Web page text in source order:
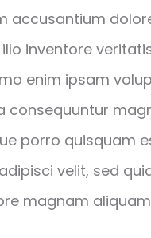
accusantium
inventore
enim ipsam
consequuntur
porro quisquam
velit, sed
magnam